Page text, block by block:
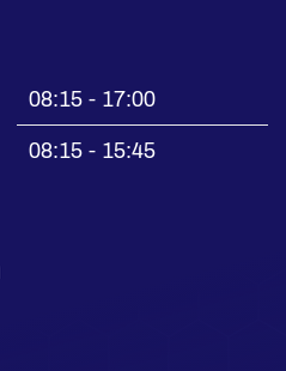
08:15 - 17:00
08:15 - 15:45